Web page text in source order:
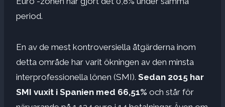
period.
En av de mest kontroversiella åtgärderna inom
detta område har varit ökningen av den minsta
interprofessionella lönen (SMI). Sedan 2015 har
SMI vuxit i Spanien med 66,51% och står för